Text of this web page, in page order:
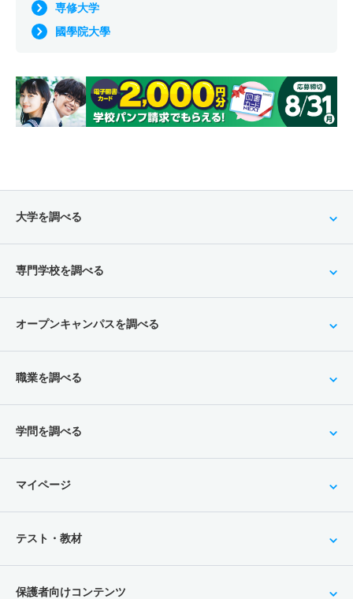
専修大学
國學院大學
大学を調べる
専門学校を調べる
オープンキャンパスを調べる
職業を調べる
学問を調べる
マイページ
テスト・教材
保護者向けコンテンツ